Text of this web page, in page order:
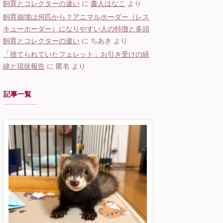
飼育とコレクターの違い に 書人はなこ より
飼育崩壊は何匹から？アニマルホーダー（レス
キューホーダー）になりやすい人の特徴と多頭
飼育とコレクターの違い に ちあき より
「捨てられていたフェレット」お引き受けの経
緯と現状報告 に 匿名 より
記事一覧